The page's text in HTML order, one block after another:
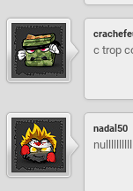
c trop
nadal50